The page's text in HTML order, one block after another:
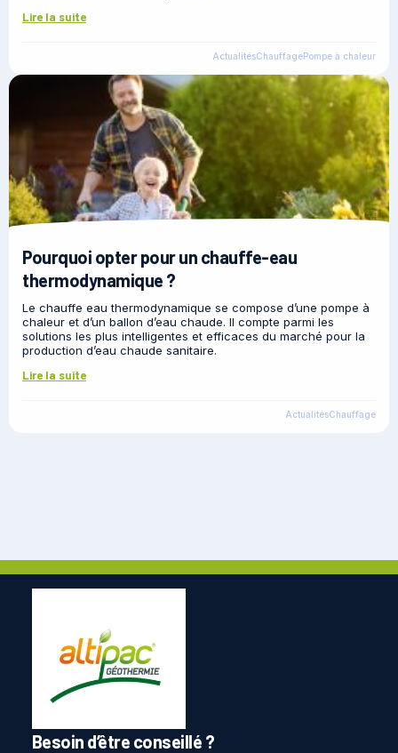
Lire la suite
ActualitésChauffagePompe à chaleur
Pourquoi opter pour un chauffe-eau
thermodynamique ?
Le chauffe eau thermodynamique se compose d’une pompe à
chaleur et d’un ballon d’eau chaude. Il compte parmi les
solutions les plus intelligentes et efficaces du marché pour la
production d’eau chaude sanitaire.
Lire la suite
ActualitésChauffage
Besoin d’être conseillé ?